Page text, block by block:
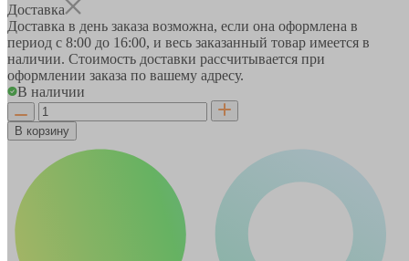
Доставка
Доставка в день заказа возможна, если она оформлена в
период с 8:00 до 16:00, и весь заказанный товар имеется в
наличии. Стоимость доставки рассчитывается при
оформлении заказа по вашему адресу.
В наличии
В корзину